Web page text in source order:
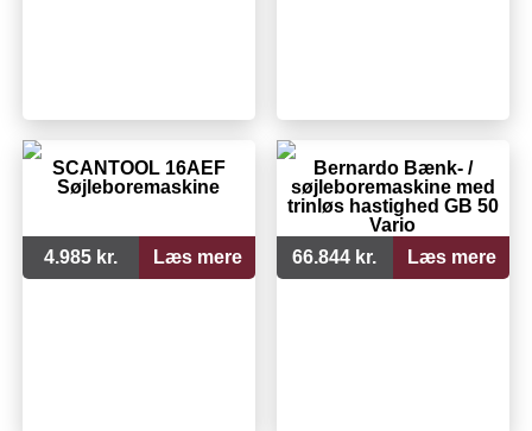
SCANTOOL 16AEF
Søjleboremaskine
4.985 kr. Læs mere
Bernardo Bænk- /
søjleboremaskine med
trinløs hastighed GB 50
Vario
66.844 kr.
Læs mere